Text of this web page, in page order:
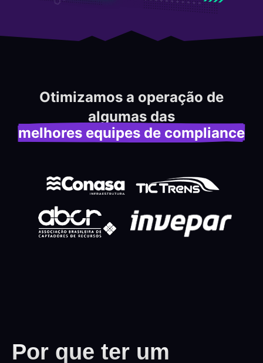
Otimizamos a operação de
algumas das
melhores equipes de compliance
Por que ter um